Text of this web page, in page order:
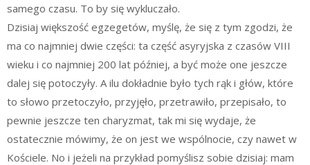
samego czasu. To by się wykluczało.
Dzisiaj większość egzegetów, myślę, że się z tym zgodzi, że
ma co najmniej dwie części: ta część asyryjska z czasów VIII
wieku i co najmniej 200 lat później, a być może one jeszcze
dalej się potoczyły. A ilu dokładnie było tych rąk i głów, które
to słowo przetoczyło, przyjęło, przetrawiło, przepisało, to
pewnie jeszcze ten charyzmat, tak mi się wydaje, że
ostatecznie mówimy, że on jest we wspólnocie, czy nawet w
Kościele. No i jeżeli na przykład pomyślisz sobie dzisiaj: mam